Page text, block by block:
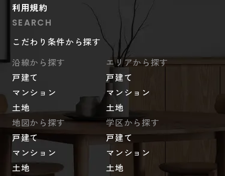
利用規約
SEARCH
こだわり条件から探す
沿線から探す
戸建て
マンション
土地
エリアから探す
戸建て
マンション
土地
地図から探す
戸建て
マンション
土地
学区から探す
戸建て
マンション
土地